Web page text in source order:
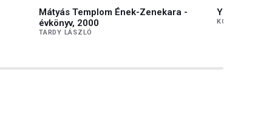
Mátyás Templom Ének-Zenekara -
évkönyv, 2000
TARDY LÁSZLÓ
Young
KOCSÁR